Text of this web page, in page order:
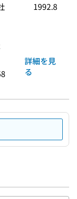
1992.8
詳細を見
る
ページへのリンク